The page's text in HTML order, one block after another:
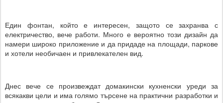
Един фонтан, който е интересен, защото се захранва с
електричество, вече работи. Много е вероятно този дизайн да
намери широко приложение и да придаде на площади, паркове
и хотели необичаен и привлекателен вид.
Днес вече се произвеждат домакински кухненски уреди за
всякакви цели и има голямо търсене на практични разработки и